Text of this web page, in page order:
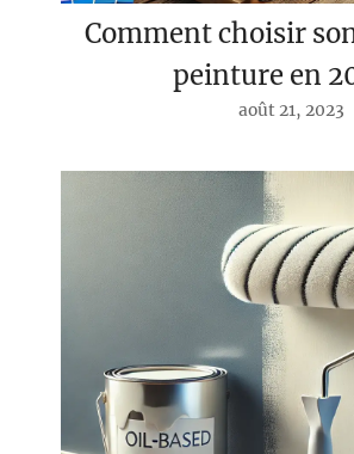
Comment choisir
peinture en
août 21, 2023